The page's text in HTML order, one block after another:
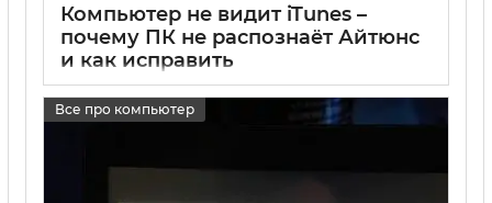
Компьютер не видит iTunes –
почему ПК не распознаёт Айтюнс
и как исправить
Все про компьютер